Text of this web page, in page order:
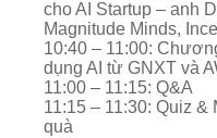
cho AI Startup – anh
Magnitude Minds,
10:40 – 11:00:
dụng AI từ GNXT và
11:00 – 11:15: Q&A
11:15 – 11:30: Quiz &
quà